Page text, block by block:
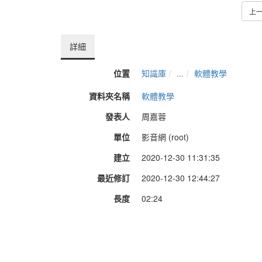
上
詳細
位置 知識庫 ...
軟體教學
資料夾名稱
軟體教學
發表人
周嘉蓉
單位
影音網 (root)
建立
2020-12-30 11:31:35
最近修訂
2020-12-30 12:44:27
長度
02:24